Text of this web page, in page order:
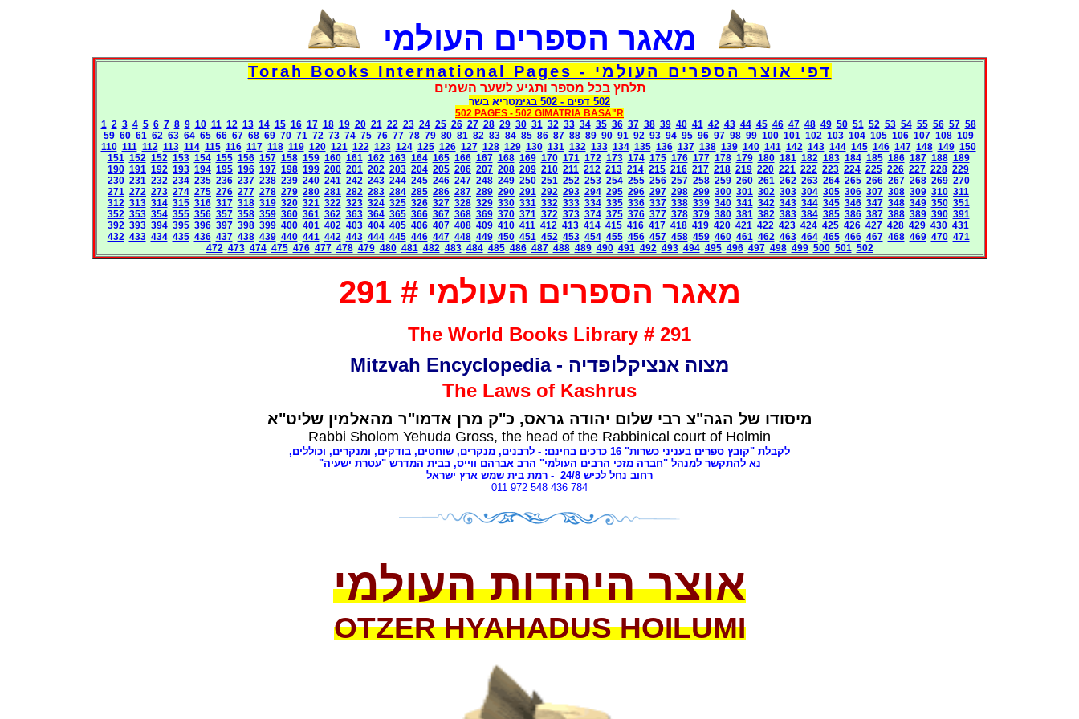
מאגר הספרים העולמי
דפי אוצר הספרים העולמי - Torah Books International Pages
תלחץ בכל מספר ותגיע לשער השמים
502 דפים - 502 בגימטריא בשר
502 PAGES - 502 GIMATRIA BASA"R
1 2 3 4 5 6 7 8 9 10 11 12 13 14 15 16 17 18 19 20 21 22 23 24 25 26 27 28 29 30 31 32 33 34 35 36 37 38 39 40 41 42 43 44 45 46 47 48 49 50 51 52 53 54 55 56 57 58
59 60 61 62 63 64 65 66 67 68 69 70 71 72 73 74 75 76 77 78 79 80 81 82 83 84 85 86 87 88 89 90 91 92 93 94 95 96 97 98 99 100 101 102 103 104 105 106 107 108 109
110 111 112 113 114 115 116 117 118 119 120 121 122 123 124 125 126 127 128 129 130 131 132 133 134 135 136 137 138 139 140 141 142 143 144 145 146 147 148 149 150
151 152 152 153 154 155 156 157 158 159 160 161 162 163 164 165 166 167 168 169 170 171 172 173 174 175 176 177 178 179 180 181 182 183 184 185 186 187 188 189
190 191 192 193 194 195 196 197 198 199 200 201 202 203 204 205 206 207 208 209 210 211 212 213 214 215 216 217 218 219 220 221 222 223 224 225 226 227 228 229
230 231 232 234 235 236 237 238 239 240 241 242 243 244 245 246 247 248 249 250 251 252 253 254 255 256 257 258 259 260 261 262 263 264 265 266 267 268 269 270
271 272 273 274 275 276 277 278 279 280 281 282 283 284 285 286 287 289 290 291 292 293 294 295 296 297 298 299 300 301 302 303 304 305 306 307 308 309 310 311
312 313 314 315 316 317 318 319 320 321 322 323 324 325 326 327 328 329 330 331 332 333 334 335 336 337 338 339 340 341 342 343 344 345 346 347 348 349 350 351
352 353 354 355 356 357 358 359 360 361 362 363 364 365 366 367 368 369 370 371 372 373 374 375 376 377 378 379 380 381 382 383 384 385 386 387 388 389 390 391
392 393 394 395 396 397 398 399 400 401 402 403 404 405 406 407 408 409 410 411 412 413 414 415 416 417 418 419 420 421 422 423 424 425 426 427 428 429 430 431
432 433 434 435 436 437 438 439 440 441 442 443 444 445 446 447 448 449 450 451 452 453 454 455 456 457 458 459 460 461 462 463 464 465 466 467 468 469 470 471
472 473 474 475 476 477 478 479 480 481 482 483 484 485 486 487 488 489 490 491 492 493 494 495 496 497 498 499 500 501 502
מאגר הספרים העולמי # 291
The World Books Library # 291
מצוה אנציקלופדיה - Mitzvah Encyclopedia
The Laws of Kashrus
מיסודו של הגה"צ רבי שלום יהודה גראס, כ"ק מרן אדמו"ר מהאלמין שליט"א
Rabbi Sholom Yehuda Gross, the head of the Rabbinical court of Holmin
לקבלת "קובץ ספרים בעניני כשרות" 16 כרכים בחינם: - לרבנים, מנקרים, שוחטים, בודקים, ומנקרים, וכוללים,
נא להתקשר למנהל "חברה מזכי הרבים העולמי" הרב אברהם ווייס, בבית המדרש "עטרת ישעיה"
רחוב נחל לכיש 24/ 8
- רמת בית שמש ארץ ישראל
011 972 548 436 784
אוצר היהדות העולמי
OTZER HYAHADUS HOILUMI